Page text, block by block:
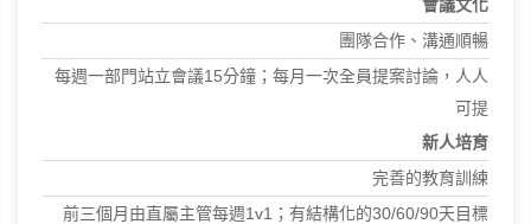
會議文化
團隊合作、溝通順暢
每週一部門站立會議15分鐘；每月一次全員提案討論，人人
可提
新人培育
完善的教育訓練
前三個月由直屬主管每週1v1；有結構化的30/60/90天目標